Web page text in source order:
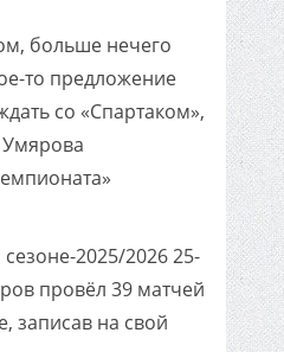
больше нечего
то предложение
со «Спартаком»,
2025/2026 25-
провёл 39 матчей
записав на свой